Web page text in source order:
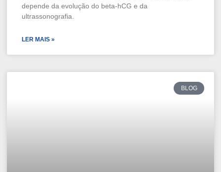
depende da evolução do beta-hCG e da
ultrassonografia.
LER MAIS »
BLOG